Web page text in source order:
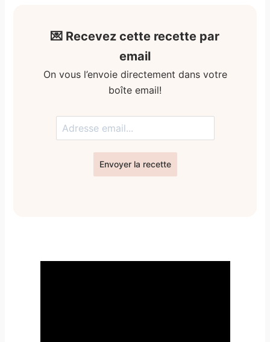
💌 Recevez cette recette par
email
On vous l’envoie directement dans votre
boîte email!
Envoyer la recette